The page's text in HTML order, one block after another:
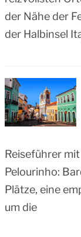
der Nähe der
der Halbinsel
Reiseführer
Pelourinho:
Plätze, eine
um die